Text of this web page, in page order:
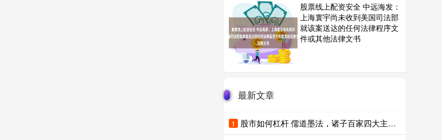
股票线上配资安全 中远海发：
上海寰宇尚未收到美国司法部
就该案送达的任何法律程序文
件或其他法律文书
最新文章
1
股市如何杠杆 儒道墨法，诸子百家四大主流，现代做人依然值得借鉴